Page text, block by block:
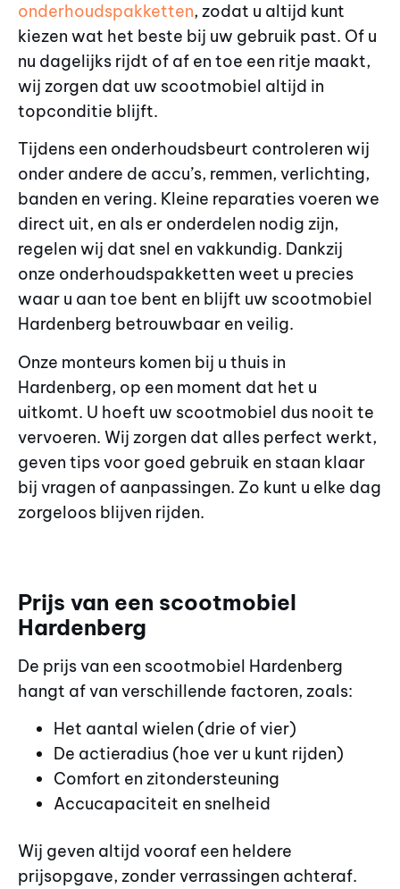
onderhoudspakketten, zodat u altijd kunt
kiezen wat het beste bij uw gebruik past. Of u
nu dagelijks rijdt of af en toe een ritje maakt,
wij zorgen dat uw scootmobiel altijd in
topconditie blijft.
Tijdens een onderhoudsbeurt controleren wij
onder andere de accu’s, remmen, verlichting,
banden en vering. Kleine reparaties voeren we
direct uit, en als er onderdelen nodig zijn,
regelen wij dat snel en vakkundig. Dankzij
onze onderhoudspakketten weet u precies
waar u aan toe bent en blijft uw scootmobiel
Hardenberg betrouwbaar en veilig.
Onze monteurs komen bij u thuis in
Hardenberg, op een moment dat het u
uitkomt. U hoeft uw scootmobiel dus nooit te
vervoeren. Wij zorgen dat alles perfect werkt,
geven tips voor goed gebruik en staan klaar
bij vragen of aanpassingen. Zo kunt u elke dag
zorgeloos blijven rijden.
Prijs van een scootmobiel
Hardenberg
De prijs van een scootmobiel Hardenberg
hangt af van verschillende factoren, zoals:
Het aantal wielen (drie of vier)
De actieradius (hoe ver u kunt rijden)
Comfort en zitondersteuning
Accucapaciteit en snelheid
Wij geven altijd vooraf een heldere
prijsopgave, zonder verrassingen achteraf.